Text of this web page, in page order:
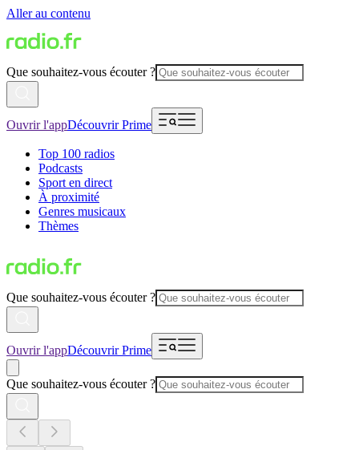
Aller au contenu
Que souhaitez-vous écouter ?
Ouvrir l'appDécouvrir Prime
Top 100 radios
Podcasts
Sport en direct
À proximité
Genres musicaux
Thèmes
Que souhaitez-vous écouter ?
Ouvrir l'appDécouvrir Prime
Que souhaitez-vous écouter ?